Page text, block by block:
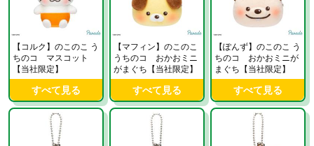
【コルク】のこのこ う
ちのコ マスコット
【当社限定】
すべて見る
【マフィン】のこのこ
うちのコ おかおミニ
がまぐち【当社限定】
すべて見る
【ぽんず】のこのこ う
ちのコ おかおミニが
まぐち【当社限定】
すべて見る